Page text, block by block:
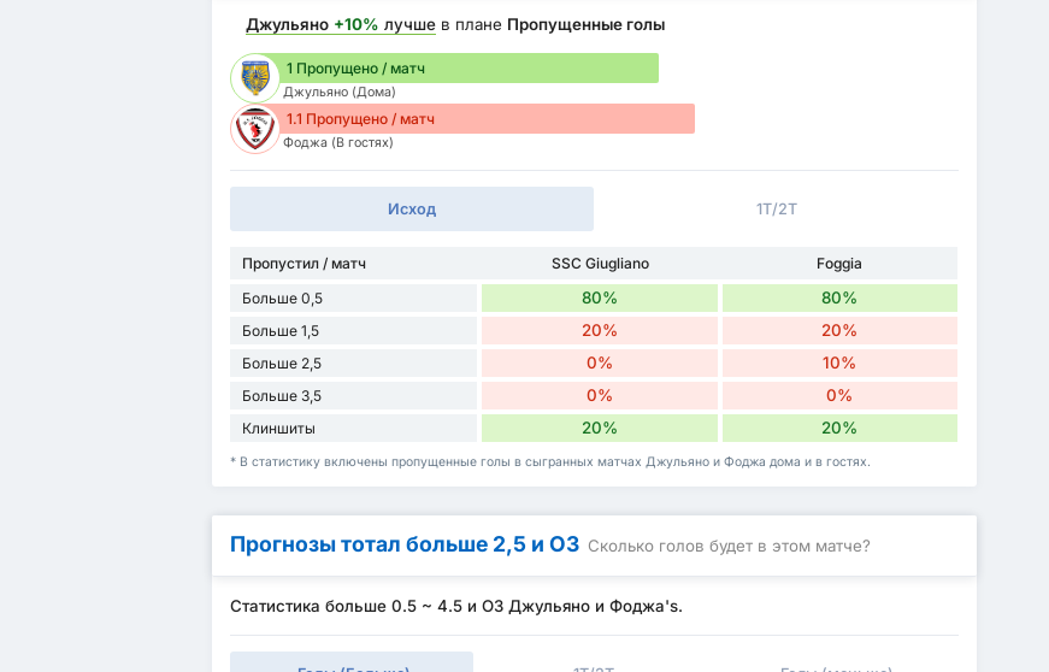
Джульяно +10% лучше в плане Пропущенные голы
1 Пропущено / матч
Джульяно (Дома)
1.1 Пропущено / матч
Фоджа (В гостях)
Исход 1Т/2Т
Пропустил / матч SSC Giugliano
Foggia
Больше 0,5
80% 80%
Больше 1,5 20% 20%
Больше 2,5 0% 10%
Больше 3,5 0% 0%
Клиншиты 20% 20%
* В статистику включены пропущенные голы в сыгранных матчах Джульяно и Фоджа дома и в гостях.
Прогнозы тотал больше 2,5 и ОЗ Сколько голов будет в этом матче?
Статистика больше 0.5 ~ 4.5 и ОЗ Джульяно и Фоджа's.